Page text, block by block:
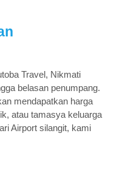
Travel, Nikmati
belasan penumpang.
mendapatkan harga
atau tamasya keluarga
Airport silangit, kami